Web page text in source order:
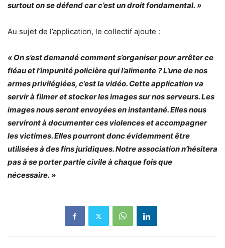
surtout on se défend car c’est un droit fondamental. »
Au sujet de l’application, le collectif ajoute :
« On s’est demandé comment s’organiser pour arrêter ce
fléau et l’impunité policière qui l’alimente ? L’une de nos
armes privilégiées, c’est la vidéo. Cette application va
servir à filmer et stocker les images sur nos serveurs. Les
images nous seront envoyées en instantané. Elles nous
serviront à documenter ces violences et accompagner
les victimes. Elles pourront donc évidemment être
utilisées à des fins juridiques. Notre association n’hésitera
pas à se porter partie civile à chaque fois que
nécessaire. »